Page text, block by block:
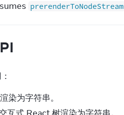
prerenderToNodeStream
染为字符串。